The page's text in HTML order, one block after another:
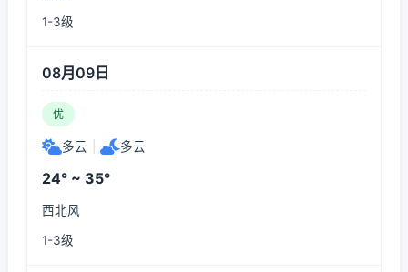
1-3级
08月09日
优
多云 多云
24° ~ 35°
西北风
1-3级